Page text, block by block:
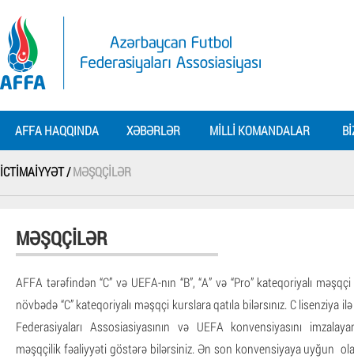
AFFA HAQQINDA XƏBƏRLƏR MILLI KOMANDALAR
İCTIMAIYYƏT /MƏŞQÇILƏR
MƏŞQÇILƏR
AFFA tərəfindən “C” və UEFA-nın “B”, “A” və “Pro” kateqoriyalı
növbədə “C” kateqoriyalı məşqçi kurslara qatıla bilərsınız. C lisenziya
Federasiyaları Assosiasiyasının və UEFA konvensiyasını
məşqçilik fəaliyyəti göstərə bilərsiniz. Ən son konvensiyaya uyğun